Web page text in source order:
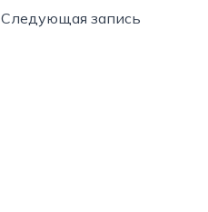
Следующая запись